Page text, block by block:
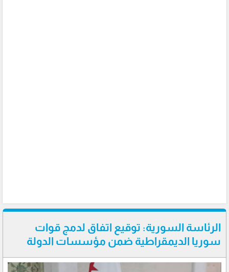
الرئاسة السورية: توقيع اتفاق لدمج قوات
سوريا الديمقراطية ضمن مؤسسات الدولة